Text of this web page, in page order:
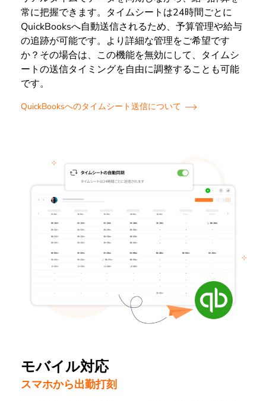
常に把握できます。タイムシートは24時間ごとに
QuickBooksへ自動送信されるため、予算管理や給与
の追跡が可能です。より詳細な管理をご希望です
か？その場合は、この機能を無効にして、タイムシ
ートの送信タイミングを自由に調整することも可能
です。
QuickBooksへのタイムシート送信について
モバイル対応
スマホから出勤打刻